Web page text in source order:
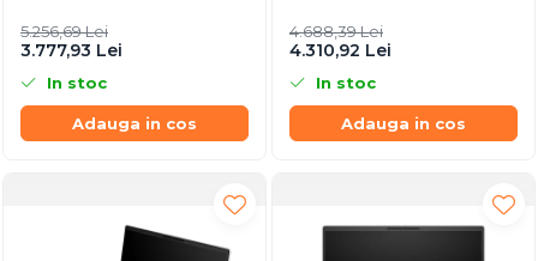
Accesorii Server, Stocare & UPS
NAS
Server SSD
Power Distribution Units (PDU)
Line Interactive Towers
5.256,69 Lei
3.777,93 Lei
In stoc
Adauga in cos
4.688,39 Lei
4.310,92 Lei
In stoc
Adauga in cos